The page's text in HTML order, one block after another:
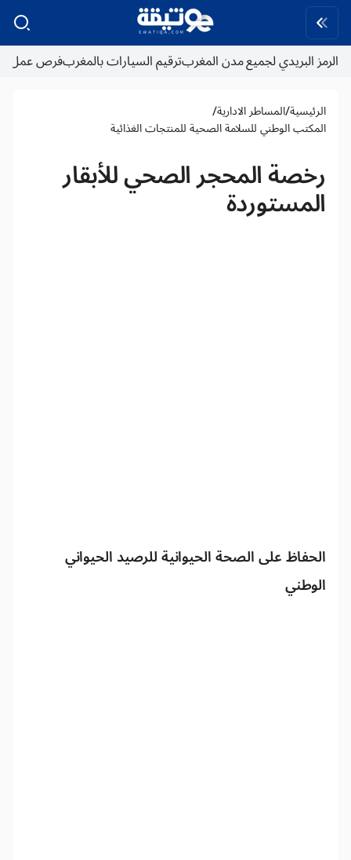
الرمز البريدي لجميع مدن المغربترقيم السيارات بالمغربفرص عمل
الرئيسية/المساطر الادارية/
المكتب الوطني للسلامة الصحية للمنتجات الغذائية
رخصة المحجر الصحي للأبقار
المستوردة
الحفاظ على الصحة الحيوانية للرصيد الحيواني
الوطني